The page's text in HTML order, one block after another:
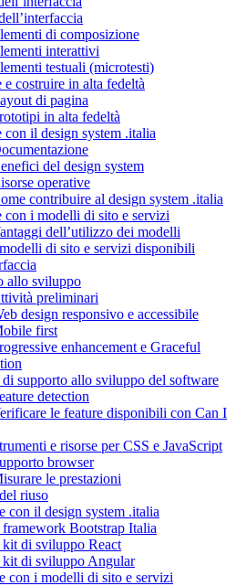
di composizione
interattivi
testuali (microtesti)
e costruire in alta fedeltà
di pagina
in alta fedeltà
con il design system .italia
del design system
operative
contribuire al design system .italia
con i modelli di sito e servizi
dell’utilizzo dei modelli
di sito e servizi disponibili
allo sviluppo
preliminari
design responsivo e accessibile
first
enhancement e Graceful
supporto allo sviluppo del software
detection
le feature disponibili con Can I
e risorse per CSS e JavaScript
browser
le prestazioni
riuso
con il design system .italia
Bootstrap Italia
di sviluppo React
di sviluppo Angular
con i modelli di sito e servizi